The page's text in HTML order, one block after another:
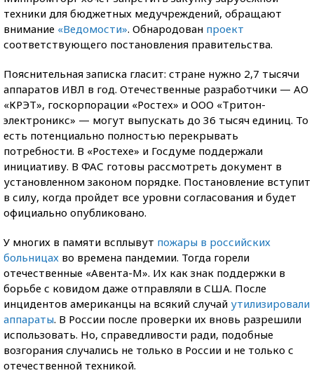
техники для бюджетных медучреждений, обращают
внимание «Ведомости». Обнародован проект
соответствующего постановления правительства.
Пояснительная записка гласит: стране нужно 2,7 тысячи
аппаратов ИВЛ в год. Отечественные разработчики — АО
«КРЭТ», госкорпорации «Ростех» и ООО «Тритон-
электроникс» — могут выпускать до 36 тысяч единиц. То
есть потенциально полностью перекрывать
потребности. В «Ростехе» и Госдуме поддержали
инициативу. В ФАС готовы рассмотреть документ в
установленном законом порядке. Постановление вступит
в силу, когда пройдет все уровни согласования и будет
официально опубликовано.
У многих в памяти всплывут пожары в российских
больницах во времена пандемии. Тогда горели
отечественные «Авента-М». Их как знак поддержки в
борьбе с ковидом даже отправляли в США. После
инцидентов американцы на всякий случай утилизировали
аппараты. В России после проверки их вновь разрешили
использовать. Но, справедливости ради, подобные
возгорания случались не только в России и не только с
отечественной техникой.